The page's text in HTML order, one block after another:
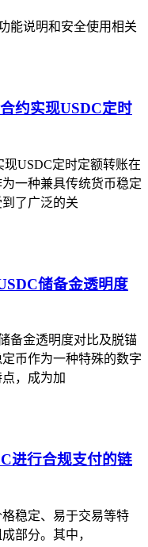
能说明和安全使用相关
约实现USDC定时
USDC定时定额转账在
一种兼具传统货币稳定
了广泛的关
储备金透明度
备金透明度对比及脱锚
币作为一种特殊的数字
，成为加
进行合规支付的链
稳定、易于交易等特
部分。其中，